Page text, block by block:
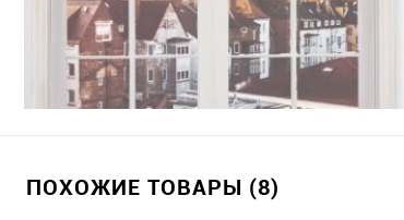
ПОХОЖИЕ ТОВАРЫ (8)